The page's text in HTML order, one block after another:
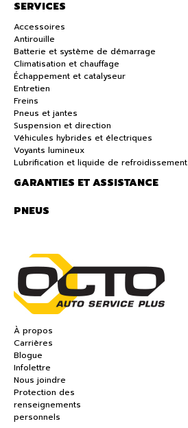
SERVICES
Accessoires
Antirouille
Batterie et système de démarrage
Climatisation et chauffage
Échappement et catalyseur
Entretien
Freins
Pneus et jantes
Suspension et direction
Véhicules hybrides et électriques
Voyants lumineux
Lubrification et liquide de refroidissement
GARANTIES ET ASSISTANCE
PNEUS
À propos
Carrières
Blogue
Infolettre
Nous joindre
Protection des
renseignements
personnels